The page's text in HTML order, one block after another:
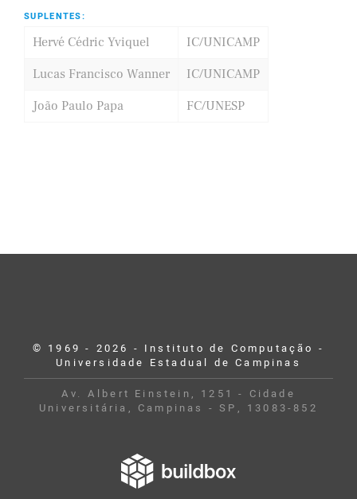
SUPLENTES:
Hervé Cédric Yviquel
IC/UNICAMP
Lucas Francisco Wanner
IC/UNICAMP
João Paulo Papa
FC/UNESP
© 1969 - 2026 - Instituto de Computação -
Universidade Estadual de Campinas
Av. Albert Einstein, 1251 - Cidade
Universitária, Campinas - SP, 13083-852